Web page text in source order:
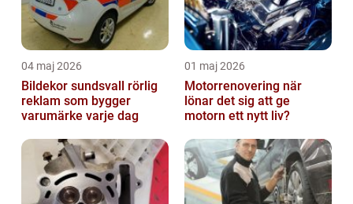
04 maj 2026
Bildekor sundsvall rörlig
reklam som bygger
varumärke varje dag
01 maj 2026
Motorrenovering när
lönar det sig att ge
motorn ett nytt liv?